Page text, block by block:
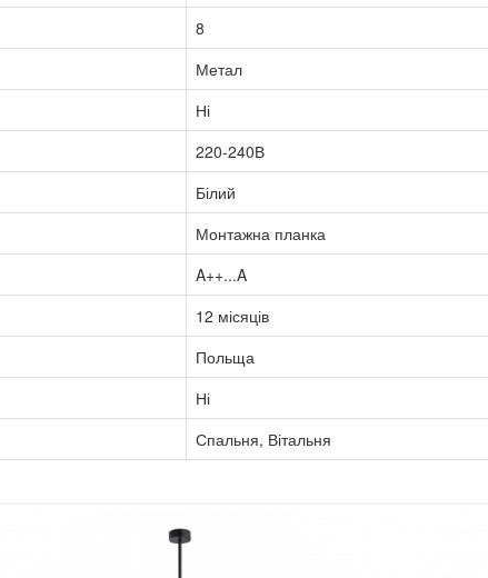
8
Метал
Ні
220-240В
Білий
Монтажна планка
A++...A
12 місяців
Польща
Ні
Спальня, Вітальня